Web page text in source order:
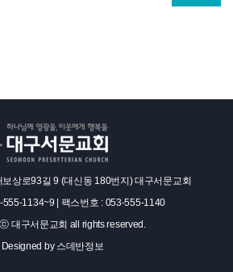
상로93길 9 (대신동 180번지) 대구서문교회
555-1134~9 | 팩스번호 : 053-555-1140
대구서문교회 all rights reserved.
Designed by 스데반정보